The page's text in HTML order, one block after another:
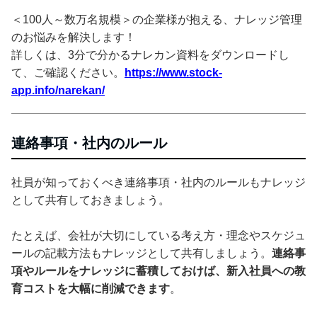
＜100人～数万名規模＞の企業様が抱える、ナレッジ管理
のお悩みを解決します！
詳しくは、3分で分かるナレカン資料をダウンロードし
て、ご確認ください。
https://www.stock-
app.info/narekan/
連絡事項・社内のルール
社員が知っておくべき連絡事項・社内のルールもナレッジ
として共有しておきましょう。
たとえば、会社が大切にしている考え方・理念やスケジュ
ールの記載方法もナレッジとして共有しましょう。 連絡事
項やルールをナレッジに蓄積しておけば、新入社員への教
育コストを大幅に削減できます。